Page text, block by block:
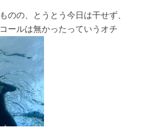
のの、とうとう今日は干せず、
ールは無かったっていうオチ